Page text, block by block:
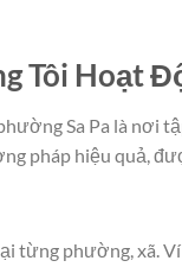
Tôi Hoạt
Sa Pa là nơi
pháp hiệu quả,
từng phường, xã.